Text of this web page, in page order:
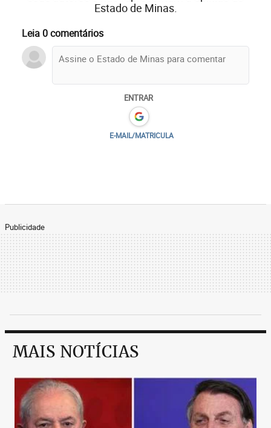
Estado de Minas.
Leia 0 comentários
ENTRAR
E-MAIL/MATRICULA
Publicidade
MAIS NOTÍCIAS